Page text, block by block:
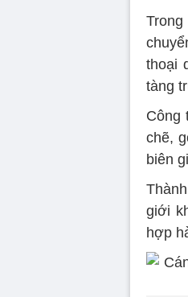
thoại
tàng
Công
chẽ,
biên
giới
hợp